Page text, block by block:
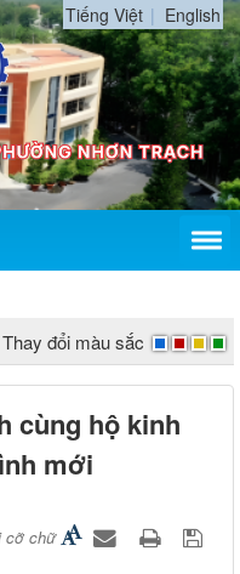
Tiếng Việt English
Thay đổi màu sắc
cùng hộ kinh
mới
cỡ chữ